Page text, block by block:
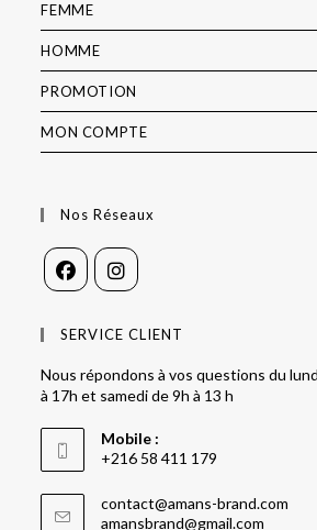
FEMME
HOMME
PROMOTION
MON COMPTE
Nos Réseaux
SERVICE CLIENT
Nous répondons à vos questions du
à 17h et samedi de 9h à 13 h
Mobile :
+216 58 411 179
contact@amans-brand.com
amansbrand@gmail.com